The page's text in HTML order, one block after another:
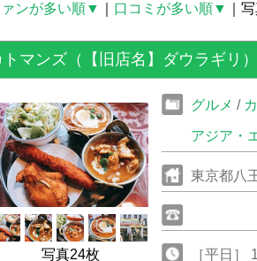
ンが多い順▼
口コミが多い順▼ ｜
トマンズ（【旧店名】ダウラギリ）
写真24枚
グルメ /
アジア・
東京都八
［平日］